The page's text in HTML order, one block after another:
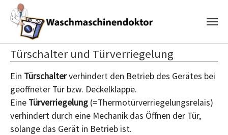
Zum Hauptinhalt springen
Türschalter und Türverriegelung
Ein Türschalterverhindert den Betrieb des Gerätes bei
geöffneter Tür bzw. Deckelklappe.
Eine Türverriegelung (=Thermotürverriegelungsrelais)
verhindert durch eine Mechanik das Öffnen der Tür,
solange das Gerät in Betrieb ist.